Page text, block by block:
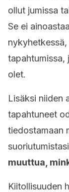
ollut jumissa
Se ei
tapahtumissa,
olet.
Lisäksi niiden
tapahtuneet
tiedostamaan
muuttua,
Kiitollisuuden